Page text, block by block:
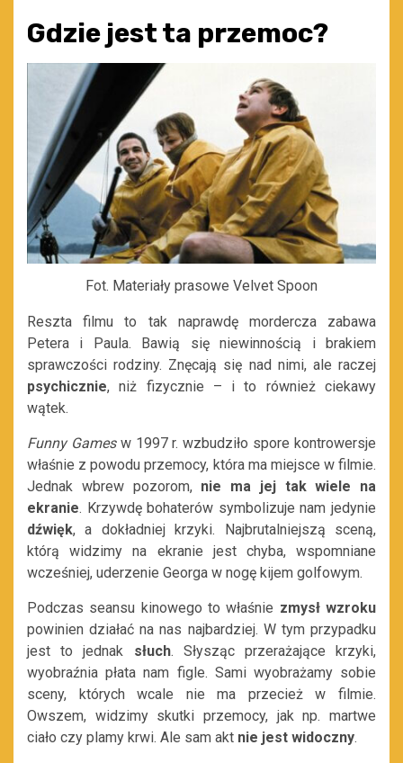
Gdzie jest ta przemoc?
Fot. Materiały prasowe Velvet Spoon
Reszta filmu to tak naprawdę mordercza zabawa
Petera i Paula. Bawią się niewinnością i brakiem
sprawczości rodziny. Znęcają się nad nimi, ale raczej
psychicznie, niż fizycznie – i to również ciekawy
wątek.
Funny Games w 1997 r. wzbudziło spore kontrowersje
właśnie z powodu przemocy, która ma miejsce w filmie.
Jednak wbrew pozorom, nie ma jej tak wiele na
ekranie. Krzywdę bohaterów symbolizuje nam jedynie
dźwięk, a dokładniej krzyki. Najbrutalniejszą sceną,
którą widzimy na ekranie jest chyba, wspomniane
wcześniej, uderzenie Georga w nogę kijem golfowym.
Podczas seansu kinowego to właśnie zmysł wzroku
powinien działać na nas najbardziej. W tym przypadku
jest to jednak słuch. Słysząc przerażające krzyki,
wyobraźnia płata nam figle. Sami wyobrażamy sobie
sceny, których wcale nie ma przecież w filmie.
Owszem, widzimy skutki przemocy, jak np. martwe
ciało czy plamy krwi. Ale sam akt nie jest widoczny.